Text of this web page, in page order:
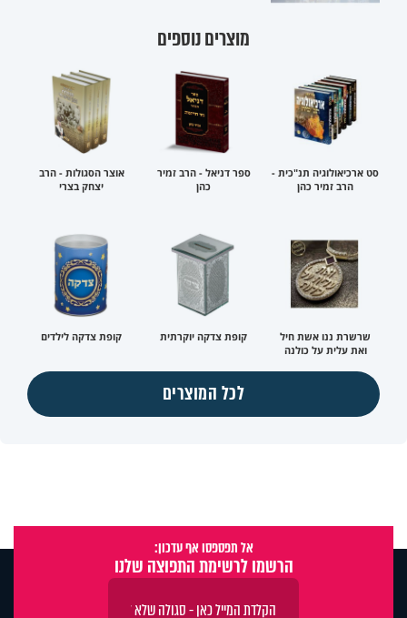
מוצרים נוספים
סט ארכיאולוגיה תנ"כית -
הרב זמיר כהן
ספר דניאל - הרב זמיר
כהן
אוצר הסגולות - הרב
יצחק בצרי
שרשרת ננו אשת חיל
ואת עלית על כולנה
קופת צדקה יוקרתית קופת צדקה לילדים
לכל המוצרים
אל תפספסו אף עדכון:
הרשמו לרשימת התפוצה שלנו